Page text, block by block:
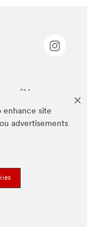
enhance site
advertisements
van 3M.we